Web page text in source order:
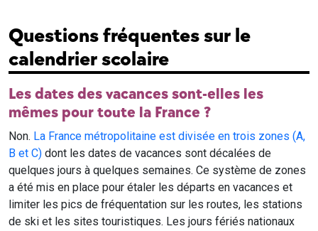
Questions fréquentes sur le
calendrier scolaire
Les dates des vacances sont-elles les
mêmes pour toute la France ?
Non. La France métropolitaine est divisée en trois zones (A,
B et C) dont les dates de vacances sont décalées de
quelques jours à quelques semaines. Ce système de zones
a été mis en place pour étaler les départs en vacances et
limiter les pics de fréquentation sur les routes, les stations
de ski et les sites touristiques. Les jours fériés nationaux